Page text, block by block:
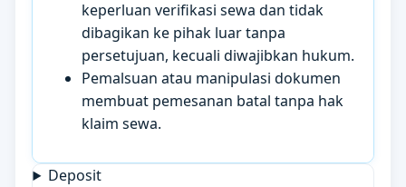
keperluan verifikasi sewa dan tidak
dibagikan ke pihak luar tanpa
persetujuan, kecuali diwajibkan hukum.
Pemalsuan atau manipulasi dokumen
membuat pemesanan batal tanpa hak
klaim sewa.
Deposit